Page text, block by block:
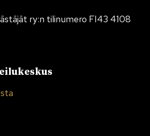
ry:n tilinumero FI43 4108